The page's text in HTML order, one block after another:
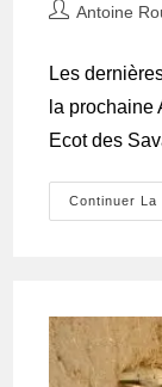
Antoine
Les
la
Ecot des
Continuer La